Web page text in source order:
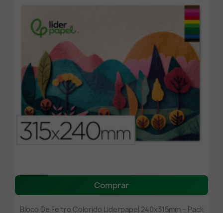
Comprar
Bloco De Feltro Colorido Liderpapel 240x315mm – Pack